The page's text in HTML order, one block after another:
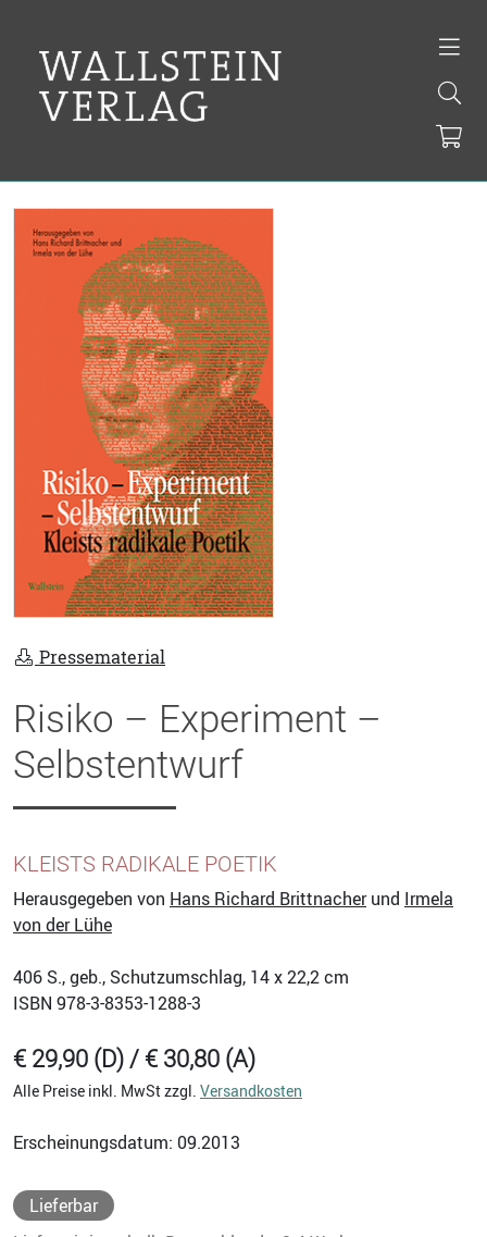
Pressematerial
Risiko – Experiment –
Selbstentwurf
KLEISTS RADIKALE POETIK
Herausgegeben von Hans Richard Brittnacherund Irmela
von der Lühe
406 S., geb., Schutzumschlag, 14 x 22,2 cm
ISBN 978-3-8353-1288-3
€ 29,90 (D) / € 30,80 (A)
Alle Preise inkl. MwSt zzgl. Versandkosten
Erscheinungsdatum: 09.2013
Lieferbar